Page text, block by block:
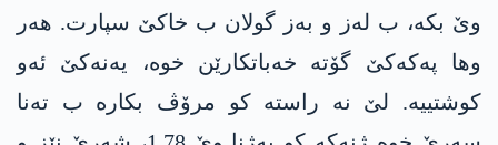
وێ بکە، ب لەز و بەز گولان ب خاکێ سپارت. ھەر
وھا پەکەکێ گۆتە خەباتکارێن خوە، یەنەکێ ئەو
کوشتییە. لێ نە راستە کو مرۆڤ بکارە ب تەنا